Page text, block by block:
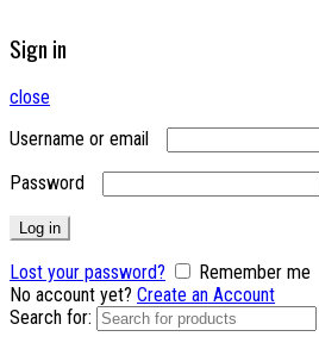
Sign in
close
Username or email
Password
Log in
Lost your password?
Remember me
No account yet? Create an Account
Search for: